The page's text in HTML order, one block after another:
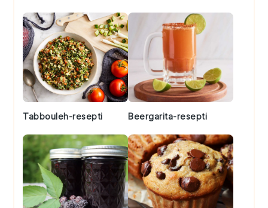
Tabbouleh-resepti Beergarita-resepti